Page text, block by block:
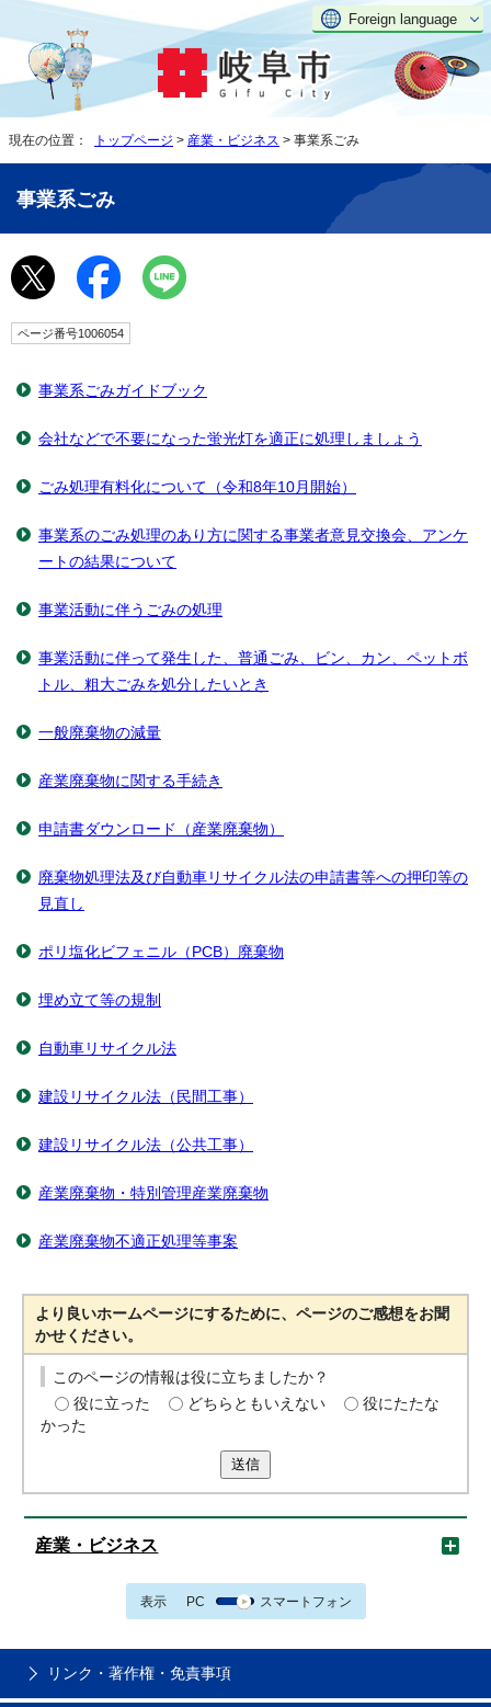
Foreign language
現在の位置： トップページ > 産業・ビジネス > 事業系ごみ
事業系ごみ
ページ番号1006054
事業系ごみガイドブック
会社などで不要になった蛍光灯を適正に処理しましょう
ごみ処理有料化について（令和8年10月開始）
事業系のごみ処理のあり方に関する事業者意見交換会、アンケ
ートの結果について
事業活動に伴うごみの処理
事業活動に伴って発生した、普通ごみ、ビン、カン、ペットボ
トル、粗大ごみを処分したいとき
一般廃棄物の減量
産業廃棄物に関する手続き
申請書ダウンロード（産業廃棄物）
廃棄物処理法及び自動車リサイクル法の申請書等への押印等の
見直し
ポリ塩化ビフェニル（PCB）廃棄物
埋め立て等の規制
自動車リサイクル法
建設リサイクル法（民間工事）
建設リサイクル法（公共工事）
産業廃棄物・特別管理産業廃棄物
産業廃棄物不適正処理等事案
より良いホームページにするために、ページのご感想をお聞
かせください。
このページの情報は役に立ちましたか？
役に立った
どちらともいえない
役にたたな
かった
送信
産業・ビジネス
表示 PC スマートフォン
リンク・著作権・免責事項